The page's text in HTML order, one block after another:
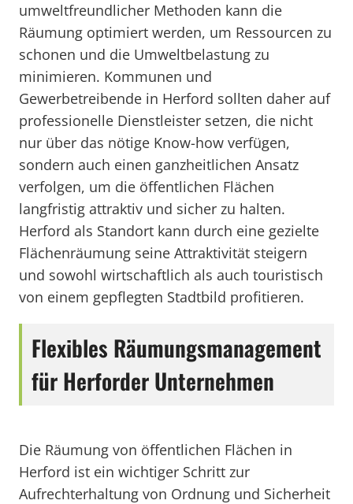
umweltfreundlicher Methoden kann die
Räumung optimiert werden, um Ressourcen zu
schonen und die Umweltbelastung zu
minimieren. Kommunen und
Gewerbetreibende in Herford sollten daher auf
professionelle Dienstleister setzen, die nicht
nur über das nötige Know-how verfügen,
sondern auch einen ganzheitlichen Ansatz
verfolgen, um die öffentlichen Flächen
langfristig attraktiv und sicher zu halten.
Herford als Standort kann durch eine gezielte
Flächenräumung seine Attraktivität steigern
und sowohl wirtschaftlich als auch touristisch
von einem gepflegten Stadtbild profitieren.
Flexibles Räumungsmanagement
für Herforder Unternehmen
Die Räumung von öffentlichen Flächen in
Herford ist ein wichtiger Schritt zur
Aufrechterhaltung von Ordnung und Sicherheit